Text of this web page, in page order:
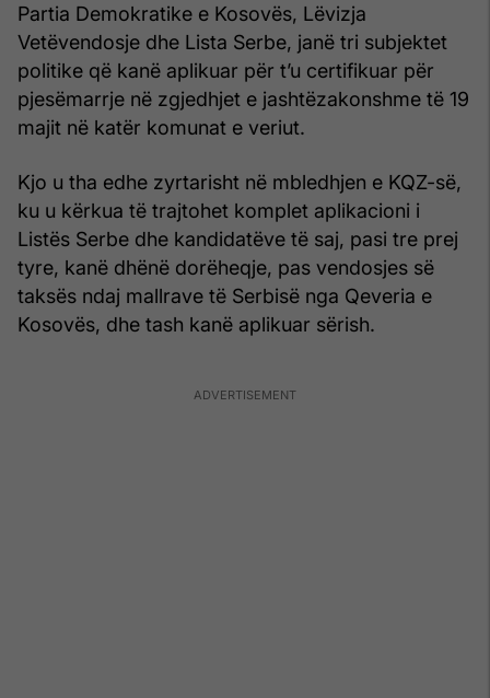
Partia Demokratike e Kosovës, Lëvizja
Vetëvendosje dhe Lista Serbe, janë tri subjektet
politike që kanë aplikuar për t’u certifikuar për
pjesëmarrje në zgjedhjet e jashtëzakonshme të 19
majit në katër komunat e veriut.
Kjo u tha edhe zyrtarisht në mbledhjen e KQZ-së,
ku u kërkua të trajtohet komplet aplikacioni i
Listës Serbe dhe kandidatëve të saj, pasi tre prej
tyre, kanë dhënë dorëheqje, pas vendosjes së
taksës ndaj mallrave të Serbisë nga Qeveria e
Kosovës, dhe tash kanë aplikuar sërish.